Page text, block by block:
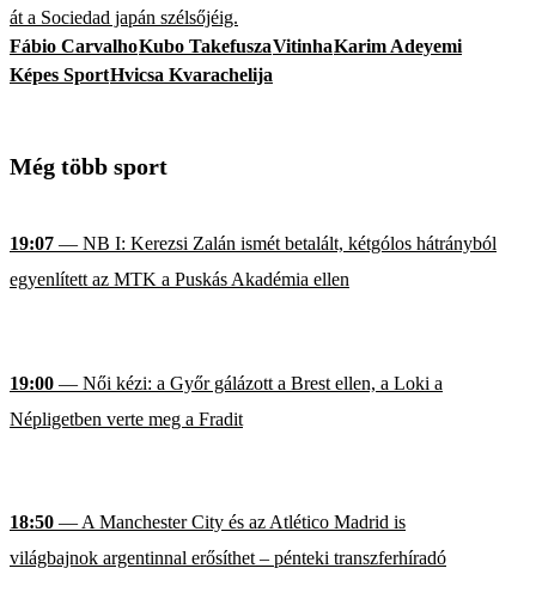
át a Sociedad japán szélsőjéig.
Fábio CarvalhoKubo TakefuszaVitinhaKarim Adeyemi
Képes SportHvicsa Kvarachelija
Még több sport
19:07 — NB I: Kerezsi Zalán ismét betalált, kétgólos hátrányból
egyenlített az MTK a Puskás Akadémia ellen
19:00 — Női kézi: a Győr gálázott a Brest ellen, a Loki a
Népligetben verte meg a Fradit
18:50 — A Manchester City és az Atlético Madrid is
világbajnok argentinnal erősíthet – pénteki transzferhíradó